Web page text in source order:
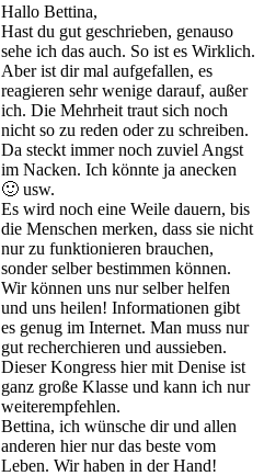
Hallo Bettina,
Hast du gut geschrieben, genauso
sehe ich das auch. So ist es Wirklich.
Aber ist dir mal aufgefallen, es
reagieren sehr wenige darauf, außer
ich. Die Mehrheit traut sich noch
nicht so zu reden oder zu schreiben.
Da steckt immer noch zuviel Angst
im Nacken. Ich könnte ja anecken
🙂 usw.
Es wird noch eine Weile dauern, bis
die Menschen merken, dass sie nicht
nur zu funktionieren brauchen,
sonder selber bestimmen können.
Wir können uns nur selber helfen
und uns heilen! Informationen gibt
es genug im Internet. Man muss nur
gut recherchieren und aussieben.
Dieser Kongress hier mit Denise ist
ganz große Klasse und kann ich nur
weiterempfehlen.
Bettina, ich wünsche dir und allen
anderen hier nur das beste vom
Leben. Wir haben in der Hand!